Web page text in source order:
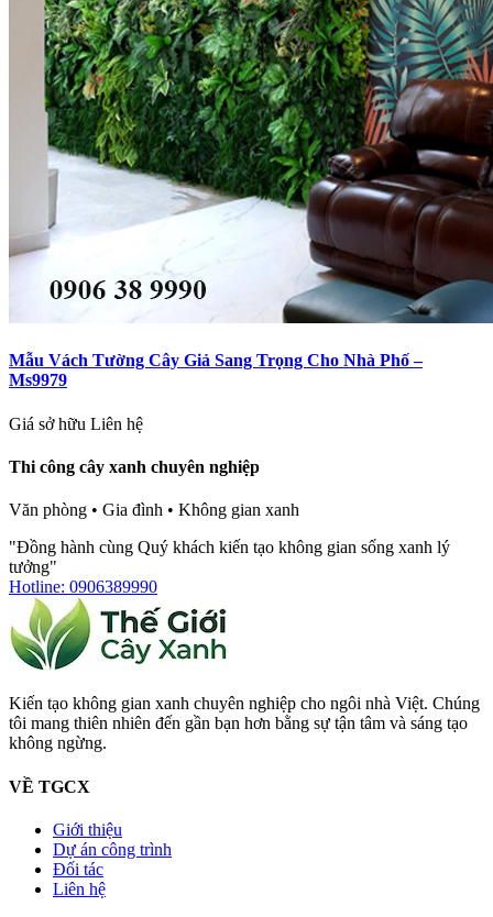
Mẫu Vách Tường Cây Giả Sang Trọng Cho Nhà Phố –
Ms9979
Giá sở hữu Liên hệ
Thi công cây xanh chuyên nghiệp
Văn phòng • Gia đình • Không gian xanh
"Đồng hành cùng Quý khách kiến tạo không gian sống xanh lý
tưởng"
Hotline: 0906389990
Kiến tạo không gian xanh chuyên nghiệp cho ngôi nhà Việt. Chúng
tôi mang thiên nhiên đến gần bạn hơn bằng sự tận tâm và sáng tạo
không ngừng.
VỀ TGCX
Giới thiệu
Dự án công trình
Đối tác
Liên hệ